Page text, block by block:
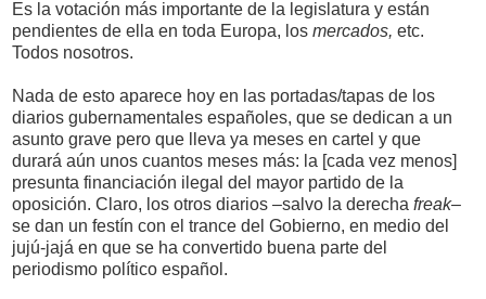
Es la votación más importante de la legislatura y están
pendientes de ella en toda Europa, los mercados, etc.
Todos nosotros.
Nada de esto aparece hoy en las portadas/tapas de los
diarios gubernamentales españoles, que se dedican a un
asunto grave pero que lleva ya meses en cartel y que
durará aún unos cuantos meses más: la [cada vez menos]
presunta financiación ilegal del mayor partido de la
oposición. Claro, los otros diarios –salvo la derecha freak–
se dan un festín con el trance del Gobierno, en medio del
jujú-jajá en que se ha convertido buena parte del
periodismo político español.